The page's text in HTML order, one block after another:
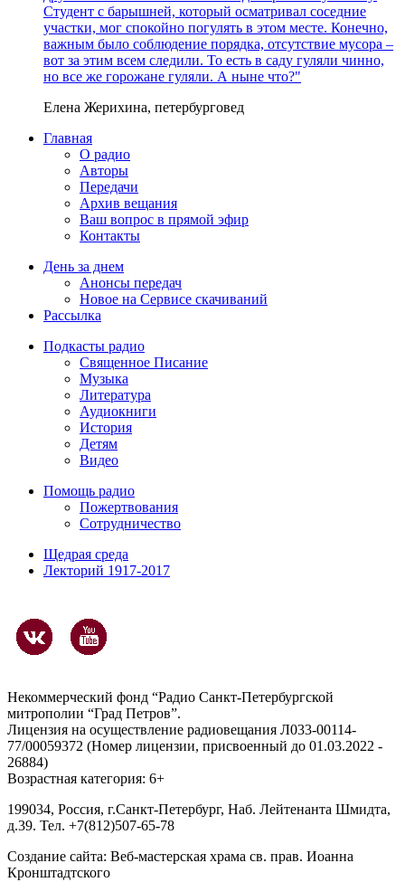
Студент с барышней, который осматривал соседние
участки, мог спокойно погулять в этом месте. Конечно,
важным было соблюдение порядка, отсутствие мусора –
вот за этим всем следили. То есть в саду гуляли чинно,
но все же горожане гуляли. А ныне что?"
Елена Жерихина, петербурговед
Главная
О радио
Авторы
Передачи
Архив вещания
Ваш вопрос в прямой эфир
Контакты
День за днем
Анонсы передач
Новое на Сервисе скачиваний
Рассылка
Подкасты радио
Священное Писание
Музыка
Литература
Аудиокниги
История
Детям
Видео
Помощь радио
Пожертвования
Сотрудничество
Щедрая среда
Лекторий 1917-2017
Некоммерческий фонд “Радио Санкт-Петербургской
митрополии “Град Петров”.
Лицензия на осуществление радиовещания Л033-00114-
77/00059372 (Номер лицензии, присвоенный до 01.03.2022 -
26884)
Возрастная категория: 6+
199034, Россия, г.Санкт-Петербург, Наб. Лейтенанта Шмидта,
д.39. Тел. +7(812)507-65-78
Создание сайта: Веб-мастерская храма св. прав. Иоанна
Кронштадтского